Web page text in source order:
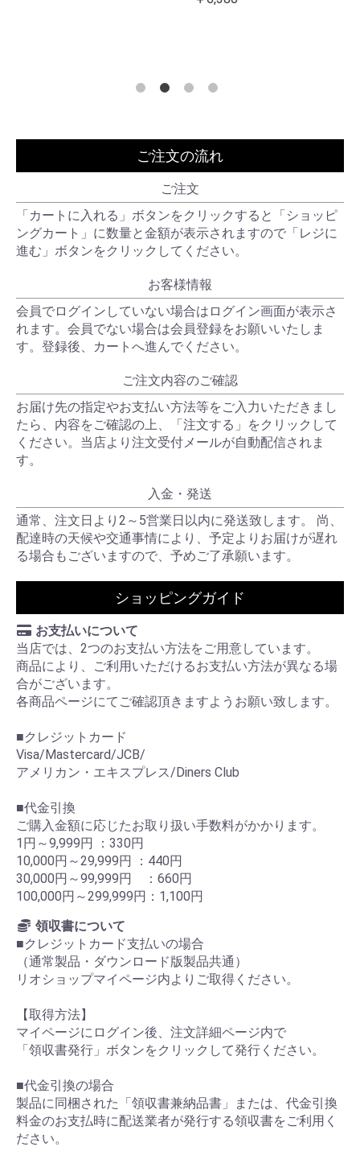
ご注文の流れ
ご注文
「カートに入れる」ボタンをクリックすると「ショッピ
ングカート」に数量と金額が表示されますので「レジに
進む」ボタンをクリックしてください。
お客様情報
会員でログインしていない場合はログイン画面が表示さ
れます。会員でない場合は会員登録をお願いいたしま
す。登録後、カートへ進んでください。
ご注文内容のご確認
お届け先の指定やお支払い方法等をご入力いただきまし
たら、内容をご確認の上、「注文する」をクリックして
ください。当店より注文受付メールが自動配信されま
す。
入金・発送
通常、注文日より2～5営業日以内に発送致します。 尚、
配達時の天候や交通事情により、予定よりお届けが遅れ
る場合もございますので、予めご了承願います。
ショッピングガイド
お支払いについて
当店では、2つのお支払い方法をご用意しています。
商品により、ご利用いただけるお支払い方法が異なる場
合がございます。
各商品ページにてご確認頂きますようお願い致します。
■クレジットカード
Visa/Mastercard/JCB/
アメリカン・エキスプレス/Diners Club
■代金引換
ご購入金額に応じたお取り扱い手数料がかかります。
1円～9,999円 ：330円
10,000円～29,999円 ：440円
30,000円～99,999円 ：660円
100,000円～299,999円：1,100円
領収書について
■クレジットカード支払いの場合
（通常製品・ダウンロード版製品共通）
リオショップマイページ内よりご取得ください。
【取得方法】
マイページにログイン後、注文詳細ページ内で
「領収書発行」ボタンをクリックして発行ください。
■代金引換の場合
製品に同梱された「領収書兼納品書」または、代金引換
料金のお支払時に配送業者が発行する領収書をご利用く
ださい。